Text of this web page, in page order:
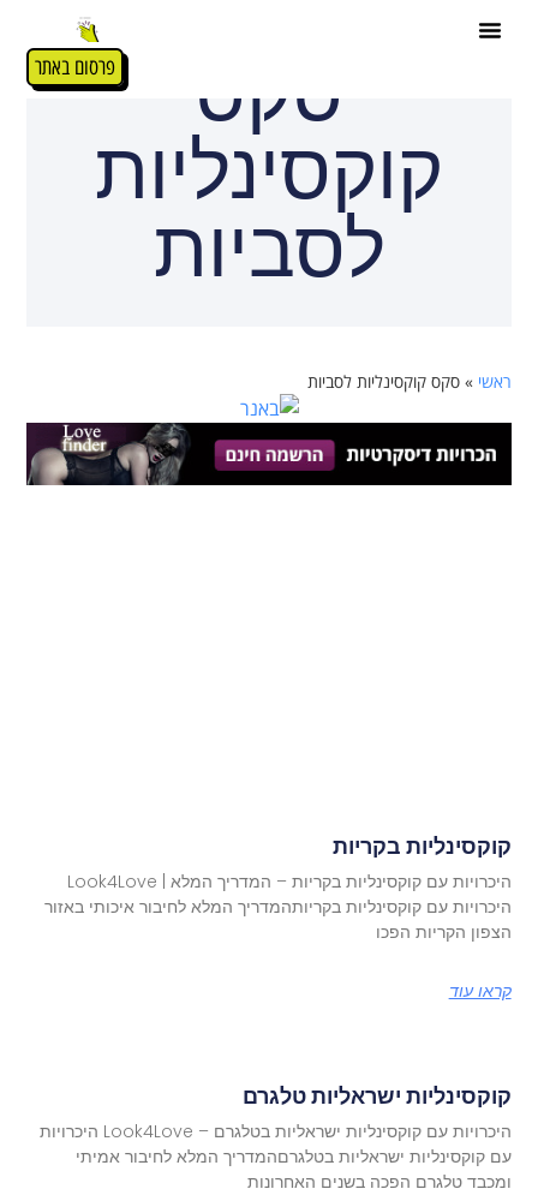
פרסום באתר סקס
קוקסינליות
לסביות
ראשי »סקס קוקסינליות לסביות
קוקסינליות בקריות
היכרויות עם קוקסינליות בקריות – המדריך המלא | Look4Love
היכרויות עם קוקסינליות בקריותהמדריך המלא לחיבור איכותי באזור
הצפון הקריות הפכו
קראו עוד
קוקסינליות ישראליות טלגרם
היכרויות עם קוקסינליות ישראליות בטלגרם – Look4Love היכרויות
עם קוקסינליות ישראליות בטלגרםהמדריך המלא לחיבור אמיתי
ומכבד טלגרם הפכה בשנים האחרונות